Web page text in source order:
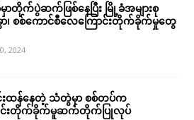
ာတိုက်ပွဲဆက်ဖြစ်နေပြီး မြို့ခံအများစု
ာ၊ စစ်ကောင်စီလေကြောင်းတိုက်ခိုက်မှုတွေ
2024
းထန်နေတဲ့ သံတွဲမှာ စစ်တပ်က
င်းတိုက်ခိုက်မူဆက်တိုက်ပြုလုပ်